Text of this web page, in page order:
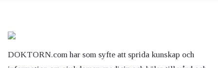
DOKTORN.com har som syfte att sprida kunskap och